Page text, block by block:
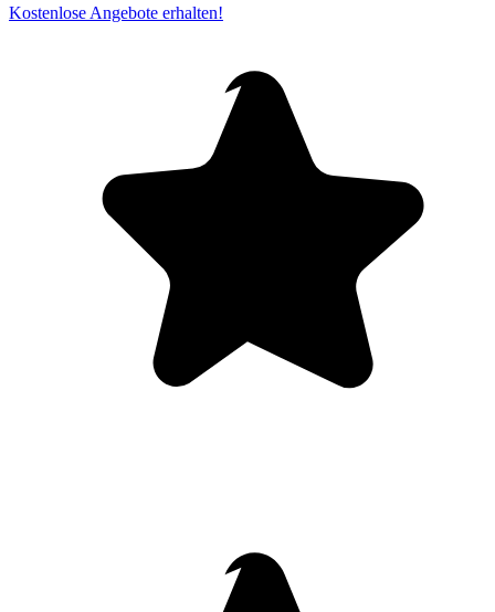
Kostenlose Angebote erhalten!